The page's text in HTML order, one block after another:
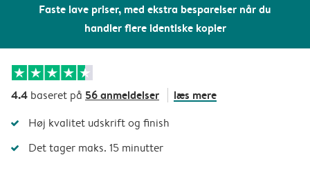
Faste lave priser, med ekstra besparelser når du
handler flere identiske kopier
4.4 baseret på 56 anmeldelser læs mere
Høj kvalitet udskrift og finish
Det tager maks. 15 minutter